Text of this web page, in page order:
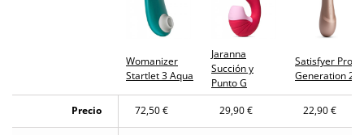
Womanizer
Startlet 3 Aqua
Jaranna
Succión y
Punto G
Satisfyer Pro 2
Generation 2
Precio 72,50 € 29,90 € 22,90 €